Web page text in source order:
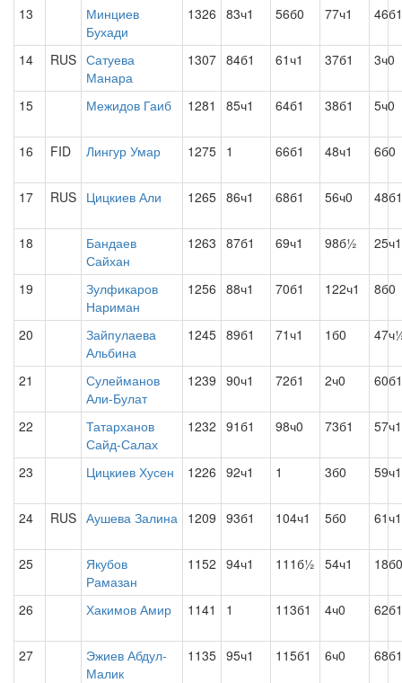
13
Минциев
Бухади
1326 83ч1 56б0 77ч1 46б1
14 RUS Сатуева
Манара
1307 84б1 61ч1 37б1 3ч0
15 Межидов Гаиб 1281 85ч1 64б1 38б1 5ч0
16 FID Лингур Умар 1275 1 66б1 48ч1 6б0
17 RUS Цицкиев Али 1265 86ч1 68б1 56ч0 48б1
18
Бандаев
Сайхан
1263 87б1 69ч1 98б½ 25ч1
19
Зулфикаров
Нариман
1256 88ч1 70б1 122ч1 8б0
20
Зайпулаева
Альбина
1245 89б1 71ч1 1б0
21
Сулейманов
Али-Булат
1239 90ч1 72б1 2ч0 60б1
22
Татарханов
Сайд-Салах
1232 91б1 98ч0 73б1 57ч1
23 Цицкиев Хусен 1226 92ч1 1 3б0 59ч1
24 RUS Аушева Залина 1209 93б1 104ч1 5б0 61ч1
25
Якубов
Рамазан
1152 94ч1 111б½ 54ч1 18б0
26 Хакимов Амир 1141 1 113б1 4ч0 62б1
27
Эжиев Абдул-
Малик
1135 95ч1 115б1 6ч0 68б1